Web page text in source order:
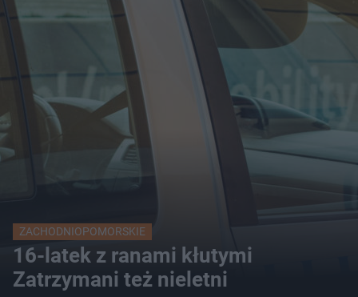
ZACHODNIOPOMORSKIE
16-latek z ranami kłutymi
Zatrzymani też nieletni